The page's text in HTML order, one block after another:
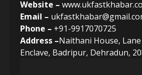
Website –
Email –
Phone – +91-9917070725
Address –Naithani House,
Enclave, Badripur, Dehradun,